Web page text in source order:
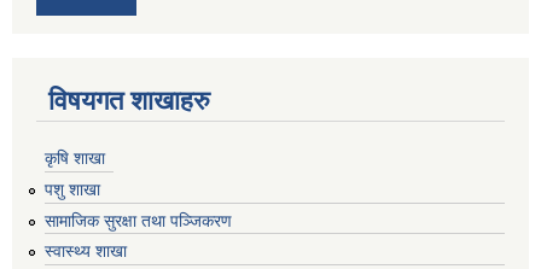
विषयगत शाखाहरु
कृषि शाखा
पशु शाखा
सामाजिक सुरक्षा तथा पञ्जिकरण
स्वास्थ्य शाखा